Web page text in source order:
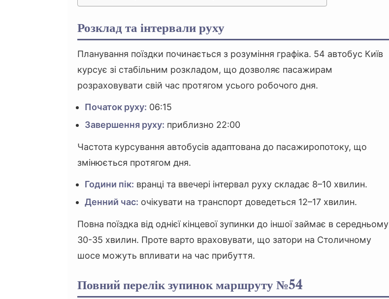
Розклад та інтервали руху
Планування поїздки починається з розуміння графіка. 54 автобус Київ
курсує зі стабільним розкладом, що дозволяє пасажирам
розраховувати свій час протягом усього робочого дня.
Початок руху: 06:15
Завершення руху: приблизно 22:00
Частота курсування автобусів адаптована до пасажиропотоку, що
змінюється протягом дня.
Години пік: вранці та ввечері інтервал руху складає 8–10 хвилин.
Денний час: очікувати на транспорт доведеться 12–17 хвилин.
Повна поїздка від однієї кінцевої зупинки до іншої займає в середньому
30-35 хвилин. Проте варто враховувати, що затори на Столичному
шосе можуть впливати на час прибуття.
Повний перелік зупинок маршруту №54